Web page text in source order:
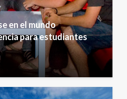
en el mundo
para estudiantes